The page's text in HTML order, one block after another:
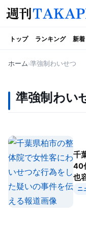
トップ ランキング 新着
ホーム 準強制わいせつ
準強制わい
千
40
也
部
ニ